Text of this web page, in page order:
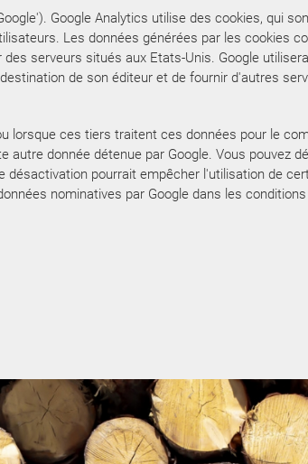
Google Analytics utilise des cookies, qui
Les données générées par les cookies
serveurs situés aux Etats-Unis. Google
de son éditeur et de fournir d'autres
lorsque ces tiers traitent ces données pour le
donnée détenue par Google. Vous pouvez
pourrait empêcher l'utilisation de
nominatives par Google dans les